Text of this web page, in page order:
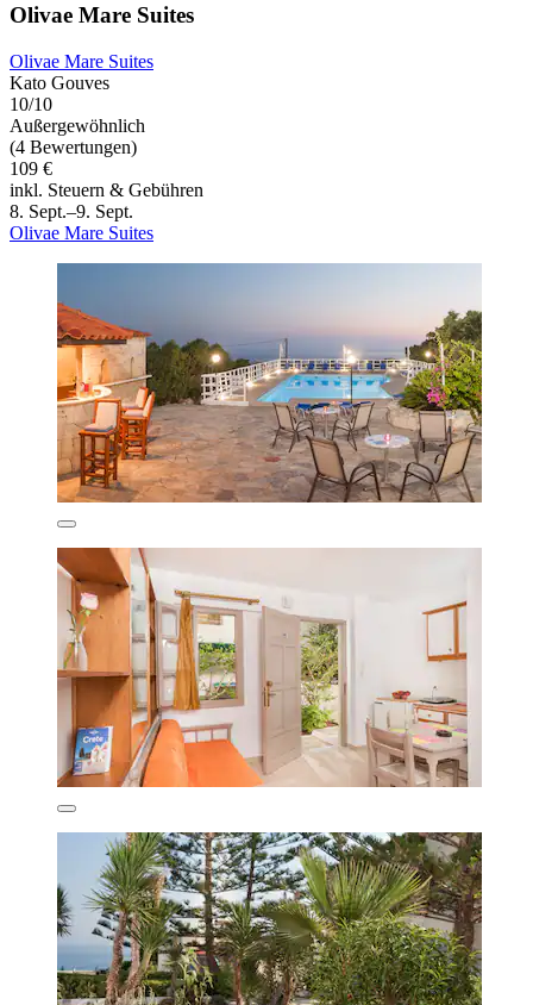
Olivae Mare Suites
Olivae Mare Suites
Kato Gouves
10/10
Außergewöhnlich
(4 Bewertungen)
109 €
inkl. Steuern & Gebühren
8. Sept.–9. Sept.
Olivae Mare Suites